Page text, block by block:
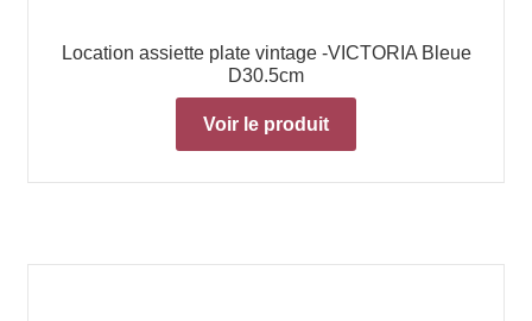
Location assiette plate vintage -VICTORIA Bleue
D30.5cm
Voir le produit